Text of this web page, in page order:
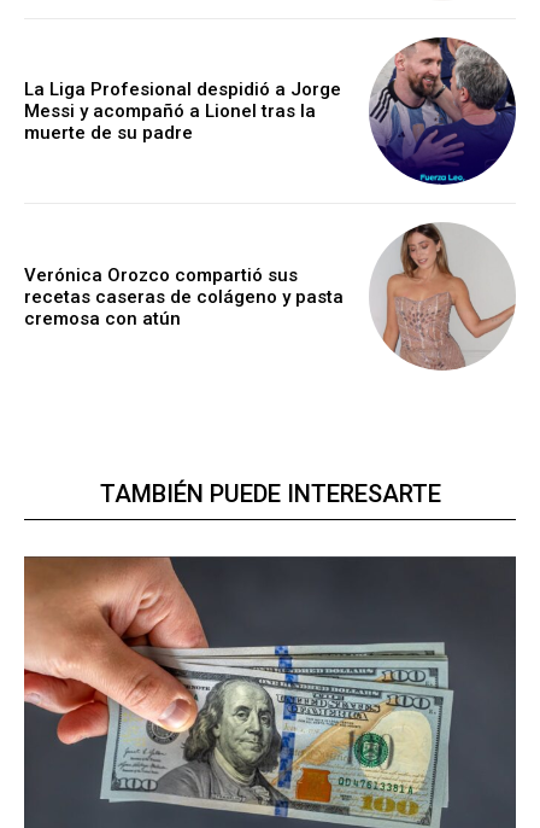
La Liga Profesional despidió a Jorge
Messi y acompañó a Lionel tras la
muerte de su padre
Verónica Orozco compartió sus
recetas caseras de colágeno y pasta
cremosa con atún
TAMBIÉN PUEDE INTERESARTE